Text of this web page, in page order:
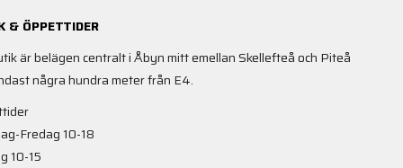
& ÖPPETTIDER
är belägen centralt i Åbyn mitt emellan Skellefteå och Piteå
några hundra meter från E4.
Fredag 10-18
10-15